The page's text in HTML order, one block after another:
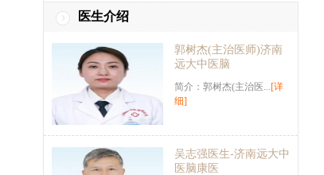
医生介绍
郭树杰(主治医师)济南
远大中医脑
简介：郭树杰(主治医...[详
细]
吴志强医生-济南远大中
医脑康医